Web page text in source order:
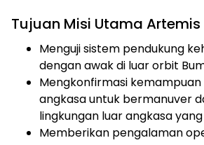
Tujuan Misi Utama Artemis
Menguji sistem pendukung
dengan awak di luar orbit
Mengkonfirmasi
angkasa untuk bermanuver
lingkungan luar angkasa
Memberikan pengalaman